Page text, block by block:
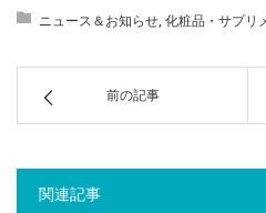
ニュース＆お知らせ,化粧品・サプリ
前の記事
関連記事